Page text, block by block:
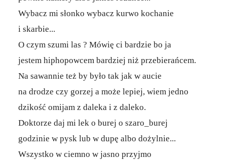
Wybacz mi słonko wybacz kurwo kochanie
i skarbie...
O czym szumi las ? Mówię ci bardzie bo ja
jestem hiphopowcem bardziej niż przebierańcem.
Na sawannie też by było tak jak w aucie
na drodze czy gorzej a może lepiej, wiem jedno
dzikość omijam z daleka i z daleko.
Doktorze daj mi lek o burej o szaro_burej
godzinie w pysk lub w dupę albo dożylnie...
Wszystko w ciemno w jasno przyjmo